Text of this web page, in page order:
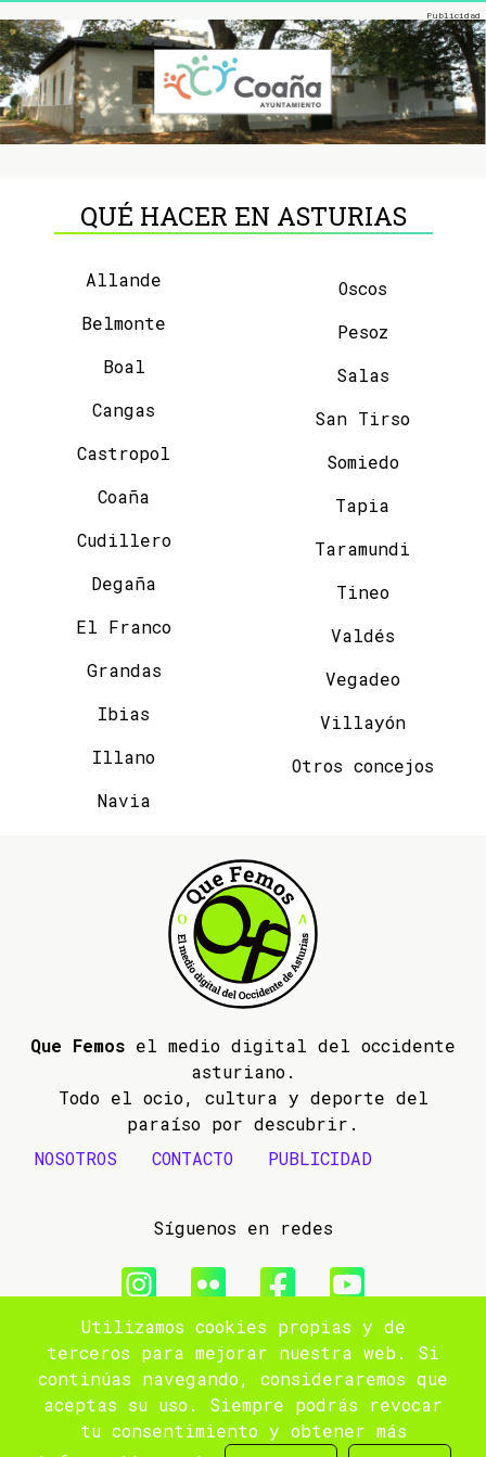
QUÉ HACER EN ASTURIAS
Allande
Belmonte
Boal
Cangas
Castropol
Coaña
Cudillero
Degaña
El Franco
Grandas
Ibias
Illano
Navia
Oscos
Pesoz
Salas
San Tirso
Somiedo
Tapia
Taramundi
Tineo
Valdés
Vegadeo
Villayón
Otros concejos
Que Femos el medio digital del occidente
asturiano.
Todo el ocio, cultura y deporte del
paraíso por descubrir.
NOSOTROS
CONTACTO PUBLICIDAD
Síguenos en redes
© 2009- 2026 Que Femos
Aviso legal
Política de privacidad
Utilizamos cookies propias y de
terceros para mejorar nuestra web. Si
continúas navegando, consideraremos que
aceptas su uso. Siempre podrás revocar
tu consentimiento y obtener más